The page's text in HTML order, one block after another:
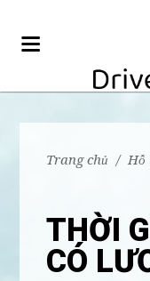
Trang chủ / Hỗ
THỜI
CÓ